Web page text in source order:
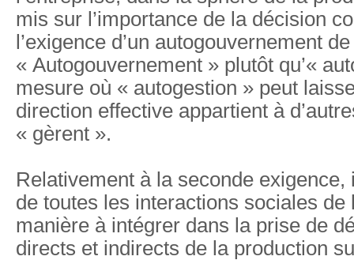
mis sur l’importance de la décision
l’exigence d’un autogouvernement
« Autogouvernement » plutôt qu’«
mesure où « autogestion » peut
direction effective appartient à
« gèrent ».
Relativement à la seconde exigence,
de toutes les interactions sociales de
manière à intégrer dans la prise de
directs et indirects de la production